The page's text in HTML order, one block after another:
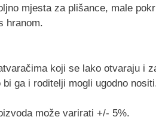
mjesta za plišance, male
hranom.
koji se lako otvaraju i
ga i roditelji mogli ugodno
može varirati +/- 5%.